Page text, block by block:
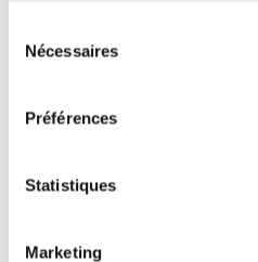
Nécessaires
Préférences
Statistiques
Marketing
Alimentation de